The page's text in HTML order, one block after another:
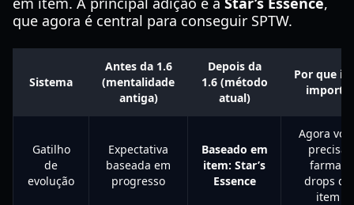
que agora é central para conseguir SPTW.
Sistema
Antes da 1.6
(mentalidade
antiga)
Depois da
1.6 (método
atual)
Por que
importa
Gatilho
de
evolução
Expectativa
baseada em
progresso
Baseado em
item: Star’s
Essence
Agora
precisa
farmar
drops de
item